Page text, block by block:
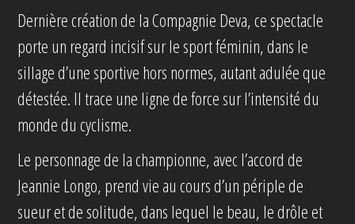
Dernière création de la Compagnie Deva, ce spectacle
porte un regard incisif sur le sport féminin, dans le
sillage d’une sportive hors normes, autant adulée que
détestée. Il trace une ligne de force sur l’intensité du
monde du cyclisme.
Le personnage de la championne, avec l’accord de
Jeannie Longo, prend vie au cours d’un périple de
sueur et de solitude, dans lequel le beau, le drôle et